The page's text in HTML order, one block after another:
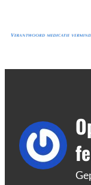
naar
inhoud
Verantwoord